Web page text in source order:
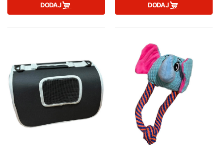
DODAJ DODAJ